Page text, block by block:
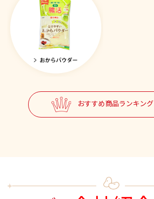
おすすめ商品ランキング